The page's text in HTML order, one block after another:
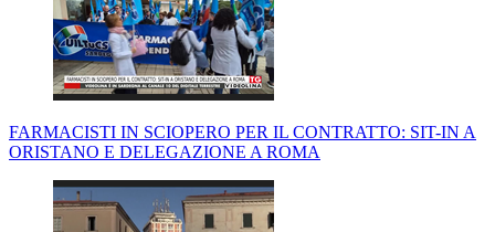
FARMACISTI IN SCIOPERO PER IL CONTRATTO: SIT-IN A
ORISTANO E DELEGAZIONE A ROMA